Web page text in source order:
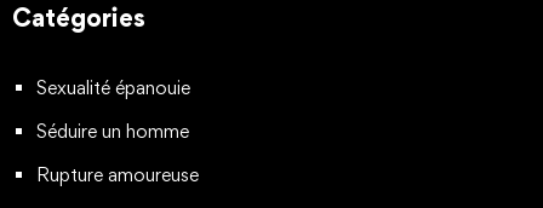
Catégories
Sexualité épanouie
Séduire un homme
Rupture amoureuse